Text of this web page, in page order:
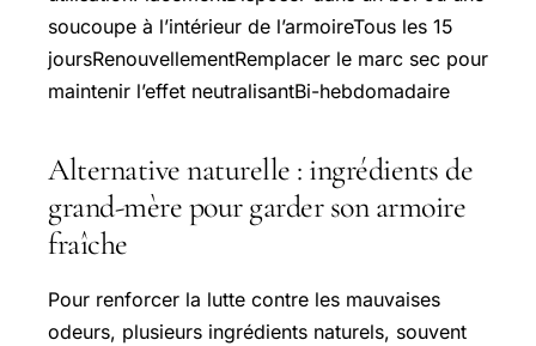
soucoupe à l’intérieur de l’armoireTous les 15
joursRenouvellementRemplacer le marc sec pour
maintenir l’effet neutralisantBi-hebdomadaire
Alternative naturelle : ingrédients de
grand-mère pour garder son armoire
fraîche
Pour renforcer la lutte contre les mauvaises
odeurs, plusieurs ingrédients naturels, souvent